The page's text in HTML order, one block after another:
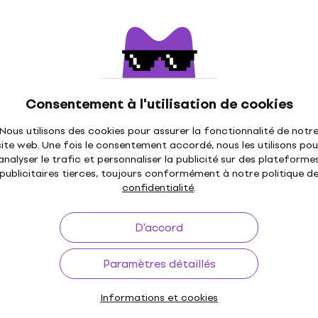
Consentement à l'utilisation de cookies
Nous utilisons des cookies pour assurer la fonctionnalité de notre
web. Une fois le consentement accordé, nous les utilisons
le trafic et personnaliser la publicité sur des
publicitaires tierces, toujours conformément à notre politique de
confidentialité.
D'accord
Paramètres détaillés
Informations et cookies
M Cordes de La Bella 760FHB2 Cordes
Cordes de basses
4/5
46,56 €avec le codeMUZMUZ-15
En stock
Cordes de Rotosound RS 88 M
basses
Cordes de basses